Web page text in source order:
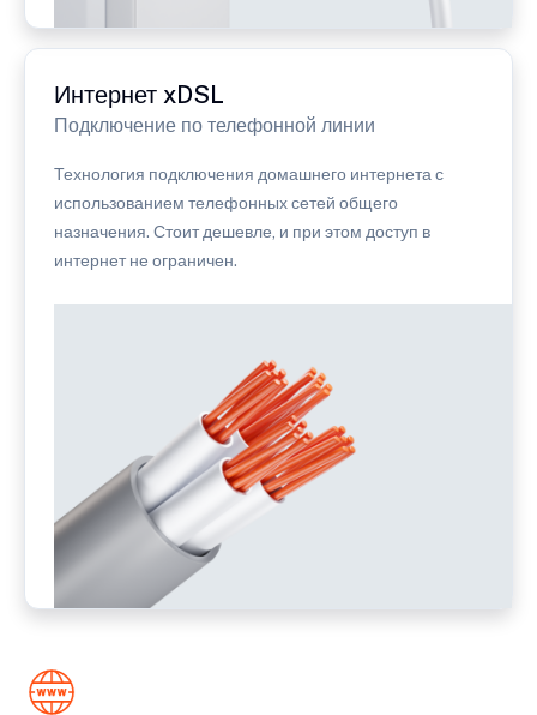
Интернет xDSL
Подключение по телефонной линии
Технология подключения домашнего интернета с
использованием телефонных сетей общего
назначения. Стоит дешевле, и при этом доступ в
интернет не ограничен.